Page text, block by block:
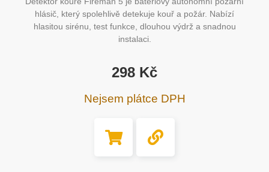
hlásič, který spolehlivě detekuje kouř a požár. Nabízí
hlasitou sirénu, test funkce, dlouhou výdrž a snadnou
instalaci.
298 Kč
Nejsem plátce DPH